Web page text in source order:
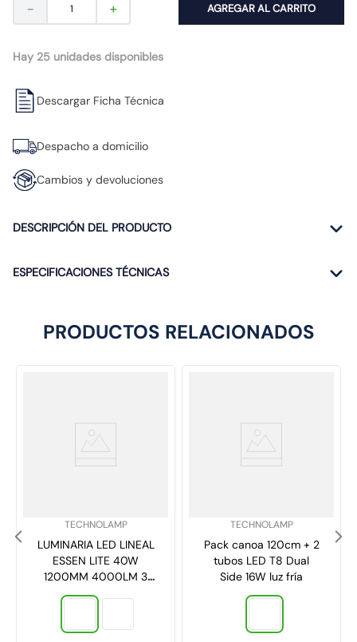
＋
－ AGREGAR AL CARRITO
Hay 25 unidades disponibles
Descargar Ficha Técnica
Despacho a domicilio
Cambios y devoluciones
DESCRIPCIÓN DEL PRODUCTO
ESPECIFICACIONES TÉCNICAS
PRODUCTOS RELACIONADOS
TECHNOLAMP
LUMINARIA LED LINEAL
ESSEN LITE 40W
1200MM 4000LM 3
CCT
TECHNOLAMP
Pack canoa 120cm + 2
tubos LED T8 Dual
Side 16W luz fría